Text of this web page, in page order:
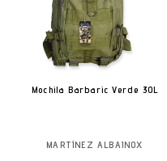
Mochila Barbaric Verde 30L
MARTÍNEZ ALBAINOX